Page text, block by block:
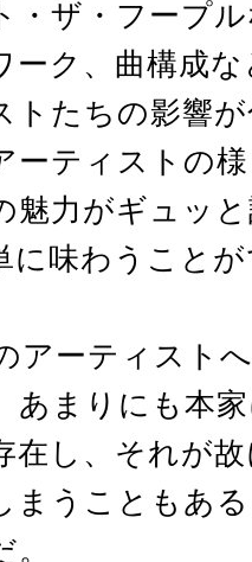
・ザ・フープ
ーク、曲構成
トたちの影響
ーティストの
魅力がギュッ
に味わうこと
アーティスト
あまりにも本
在し、それが
まうこともあ